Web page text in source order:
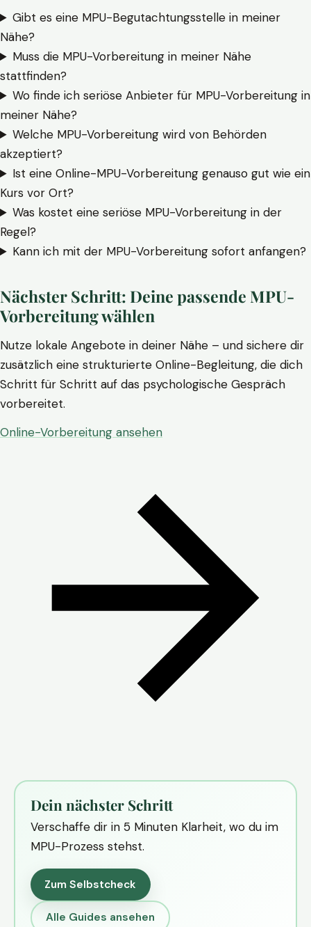
Gibt es eine MPU-Begutachtungsstelle in meiner
Nähe?
Muss die MPU-Vorbereitung in meiner Nähe
stattfinden?
Wo finde ich seriöse Anbieter für MPU-Vorbereitung in
meiner Nähe?
Welche MPU-Vorbereitung wird von Behörden
akzeptiert?
Ist eine Online-MPU-Vorbereitung genauso gut wie ein
Kurs vor Ort?
Was kostet eine seriöse MPU-Vorbereitung in der
Regel?
Kann ich mit der MPU-Vorbereitung sofort anfangen?
Nächster Schritt: Deine passende MPU-
Vorbereitung wählen
Nutze lokale Angebote in deiner Nähe – und sichere dir
zusätzlich eine strukturierte Online-Begleitung, die dich
Schritt für Schritt auf das psychologische Gespräch
vorbereitet.
Online-Vorbereitung ansehen
Dein nächster Schritt
Verschaffe dir in 5 Minuten Klarheit, wo du im
MPU-Prozess stehst.
Zum Selbstcheck
Alle Guides ansehen